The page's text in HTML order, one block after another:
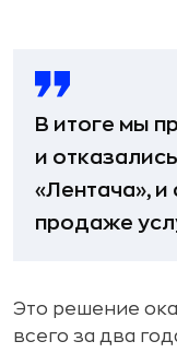
В итоге мы
и
«Лентача»,
продаже
Это решение
всего за два